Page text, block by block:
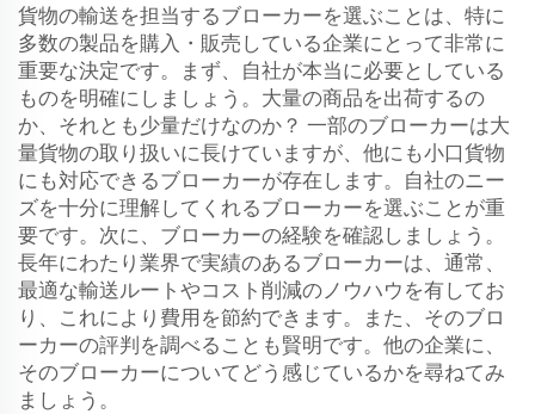
貨物の輸送を担当するブローカーを選ぶことは、特に
多数の製品を購入・販売している企業にとって非常に
重要な決定です。まず、自社が本当に必要としている
ものを明確にしましょう。大量の商品を出荷するの
か、それとも少量だけなのか？ 一部のブローカーは大
量貨物の取り扱いに長けていますが、他にも小口貨物
にも対応できるブローカーが存在します。自社のニー
ズを十分に理解してくれるブローカーを選ぶことが重
要です。次に、ブローカーの経験を確認しましょう。
長年にわたり業界で実績のあるブローカーは、通常、
最適な輸送ルートやコスト削減のノウハウを有してお
り、これにより費用を節約できます。また、そのブロ
ーカーの評判を調べることも賢明です。他の企業に、
そのブローカーについてどう感じているかを尋ねてみ
ましょう。